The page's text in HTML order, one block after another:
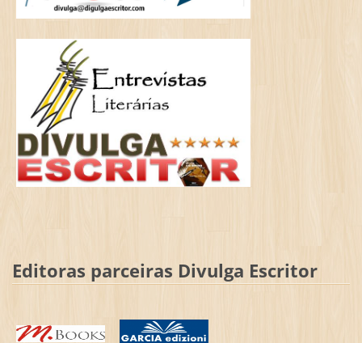
Editoras parceiras Divulga Escritor